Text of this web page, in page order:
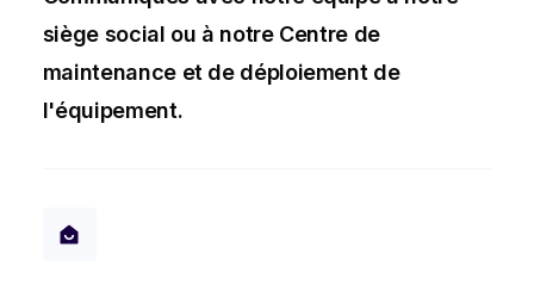
siège social ou à notre Centre de
maintenance et de déploiement de
l'équipement.